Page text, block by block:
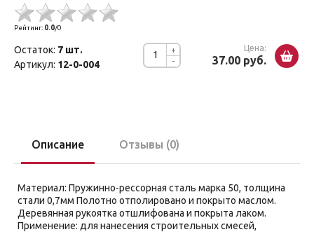
Рейтинг: 0.0/0
-
+ Цена:
37.00 руб.
Остаток: 7 шт.
Артикул: 12-0-004
Описание Отзывы (0)
Материал: Пружинно-рессорная сталь марка 50, толщина
стали 0,7мм Полотно отполировано и покрыто маслом.
Деревянная рукоятка отшлифована и покрыта лаком.
Применение: для нанесения строительных смесей,